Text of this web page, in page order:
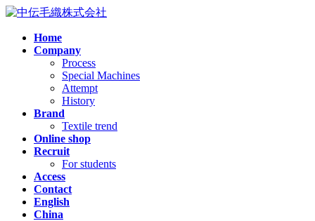
コ
ナ
Home
Company
Process
Special Machines
Attempt
History
Brand
Textile trend
Online shop
Recruit
For students
Access
Contact
English
China